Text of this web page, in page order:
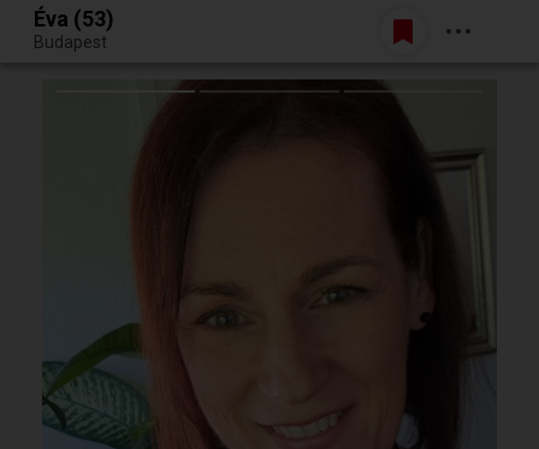
Egy jó randiból bármi lehet.
Belépés
Éva (53)
Budapest